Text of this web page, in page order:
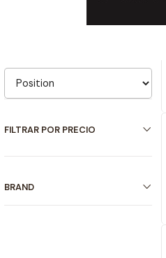
FILTRAR POR PRECIO
BRAND